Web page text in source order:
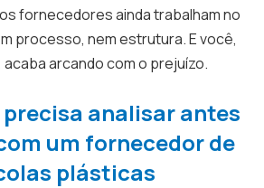
fornecedores ainda trabalham no
processo, nem estrutura. E você,
arcando com o prejuízo.
precisa analisar antes
um fornecedor de
plásticas